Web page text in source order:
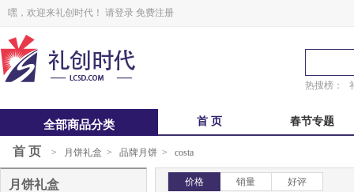
嘿，欢迎来礼创时代！ 请登录 免费注册
热搜榜：
全部商品分类 首 页 春节专题
中秋福卡
锋味 粽子礼盒
首 页 > 月饼礼盒 > 品牌月饼 > costa
价格 销量 好评
月饼礼盒